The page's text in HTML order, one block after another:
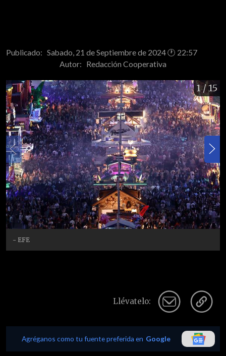
Publicado: Sabado, 21 de Septiembre de 2024 🕐 22:57
Autor: Redacción Cooperativa
1/ 15
- EFE
Llévatelo:
Agréganos como tu fuente preferida en Google